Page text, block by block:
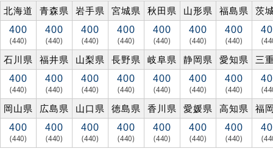
北海道
青森県 岩手県 宮城県 秋田県 山形県 福島県 茨
400
(440)
400
(440)
400
(440)
400
(440)
400
(440)
400
(440)
400
(440)
石川県 福井県 山梨県 長野県 岐阜県 静岡県 愛知県 三
400
(440)
400
(440)
400
(440)
400
(440)
400
(440)
400
(440)
400
(440)
岡山県 広島県 山口県 徳島県 香川県 愛媛県 高知県 福
400
(440)
400
(440)
400
(440)
400
(440)
400
(440)
400
(440)
400
(440)